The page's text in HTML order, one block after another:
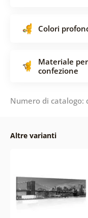
Colori
Materiale
confezione
Numero di
Altre varianti